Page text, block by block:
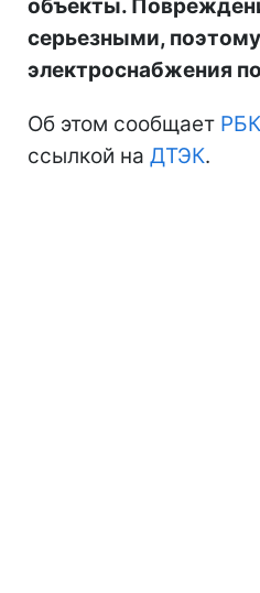
объекты.
серьезными,
электроснабжения
Об этом сообщает
ссылкой на ДТЭК.